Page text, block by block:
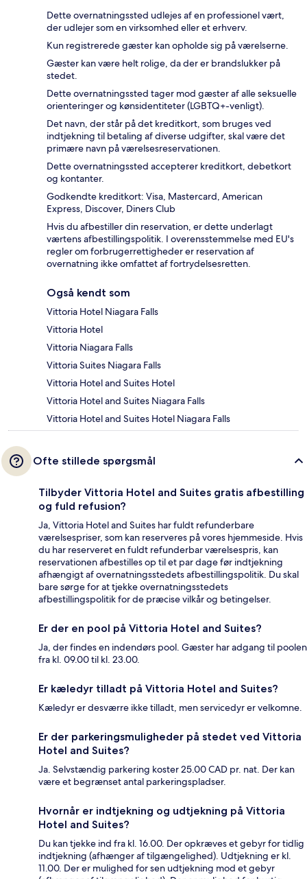
Dette overnatningssted udlejes af en professionel vært,
der udlejer som en virksomhed eller et erhverv.
Kun registrerede gæster kan opholde sig på værelserne.
Gæster kan være helt rolige, da der er brandslukker på
stedet.
Dette overnatningssted tager mod gæster af alle seksuelle
orienteringer og kønsidentiteter (LGBTQ+-venligt).
Det navn, der står på det kreditkort, som bruges ved
indtjekning til betaling af diverse udgifter, skal være det
primære navn på værelsesreservationen.
Dette overnatningssted accepterer kreditkort, debetkort
og kontanter.
Godkendte kreditkort: Visa, Mastercard, American
Express, Discover, Diners Club
Hvis du afbestiller din reservation, er dette underlagt
værtens afbestillingspolitik. I overensstemmelse med EU's
regler om forbrugerrettigheder er reservation af
overnatning ikke omfattet af fortrydelsesretten.
Også kendt som
Vittoria Hotel Niagara Falls
Vittoria Hotel
Vittoria Niagara Falls
Vittoria Suites Niagara Falls
Vittoria Hotel and Suites Hotel
Vittoria Hotel and Suites Niagara Falls
Vittoria Hotel and Suites Hotel Niagara Falls
Ofte stillede spørgsmål
Tilbyder Vittoria Hotel and Suites gratis afbestilling
og fuld refusion?
Ja, Vittoria Hotel and Suites har fuldt refunderbare
værelsespriser, som kan reserveres på vores hjemmeside. Hvis
du har reserveret en fuldt refunderbar værelsespris, kan
reservationen afbestilles op til et par dage før indtjekning
afhængigt af overnatningsstedets afbestillingspolitik. Du skal
bare sørge for at tjekke overnatningsstedets
afbestillingspolitik for de præcise vilkår og betingelser.
Er der en pool på Vittoria Hotel and Suites?
Ja, der findes en indendørs pool. Gæster har adgang til poolen
fra kl. 09.00 til kl. 23.00.
Er kæledyr tilladt på Vittoria Hotel and Suites?
Kæledyr er desværre ikke tilladt, men servicedyr er velkomne.
Er der parkeringsmuligheder på stedet ved Vittoria
Hotel and Suites?
Ja. Selvstændig parkering koster 25.00 CAD pr. nat. Der kan
være et begrænset antal parkeringspladser.
Hvornår er indtjekning og udtjekning på Vittoria
Hotel and Suites?
Du kan tjekke ind fra kl. 16.00. Der opkræves et gebyr for tidlig
indtjekning (afhænger af tilgængelighed). Udtjekning er kl.
11.00. Der er mulighed for sen udtjekning mod et gebyr